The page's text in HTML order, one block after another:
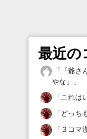
最近の
「 「爺
やな」
」
「これは
「 どっち
「 ３コマ